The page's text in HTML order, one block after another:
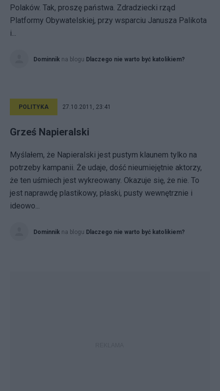
Polaków. Tak, proszę państwa. Zdradziecki rząd
Platformy Obywatelskiej, przy wsparciu Janusza Palikota
i...
Dominnik na blogu Dlaczego nie warto być katolikiem?
POLITYKA 27.10.2011, 23:41
Grześ Napieralski
Myślałem, że Napieralski jest pustym klaunem tylko na
potrzeby kampanii. Że udaje, dość nieumiejętnie aktorzy,
że ten uśmiech jest wykreowany. Okazuje się, że nie. To
jest naprawdę plastikowy, płaski, pusty wewnętrznie i
ideowo...
Dominnik na blogu Dlaczego nie warto być katolikiem?